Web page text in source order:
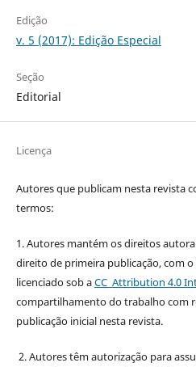
Edição
v. 5 (2017): Edição Especial
Seção
Editorial
Licença
Autores que publicam nesta revista
termos:
1. Autores mantém os direitos
direito de primeira publicação, com
licenciado sob aCC Attribution 4.0
compartilhamento do trabalho com
publicação inicial nesta revista.
2. Autores têm autorização para